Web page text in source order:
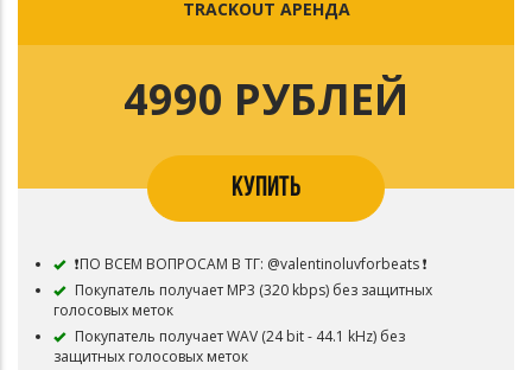
TRACKOUT АРЕНДА
4990 РУБЛЕЙ
КУПИТЬ
❗ПО ВСЕМ ВОПРОСАМ В ТГ: @valentinoluvforbeats ❗
Покупатель получает MP3 (320 kbps) без защитных
голосовых меток
Покупатель получает WAV (24 bit - 44.1 kHz) без
защитных голосовых меток